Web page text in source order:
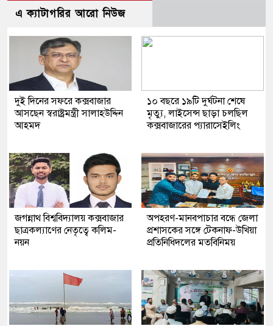
এ ক্যাটাগরির আরো নিউজ
দুই দিনের সফরে কক্সবাজার
আসছেন স্বরাষ্ট্রমন্ত্রী সালাহউদ্দিন
আহমদ
১০ বছরে ১৯টি দুর্ঘটনা শেষে
মৃত্যু, লাইসেন্স ছাড়া চলছিল
কক্সবাজারের প্যারাসেইলিং
জগন্নাথ বিশ্ববিদ্যালয় কক্সবাজার
ছাত্রকল্যাণের নেতৃত্বে কলিম-
নয়ন
অপহরণ-মানবপাচার বন্ধে জেলা
প্রশাসকের সঙ্গে টেকনাফ-উখিয়া
প্রতিনিধিদলের মতবিনিময়